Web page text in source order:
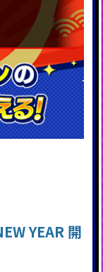
YEAR 開